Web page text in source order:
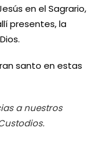
en el Sagrario,
presentes, la
santo en estas
a nuestros